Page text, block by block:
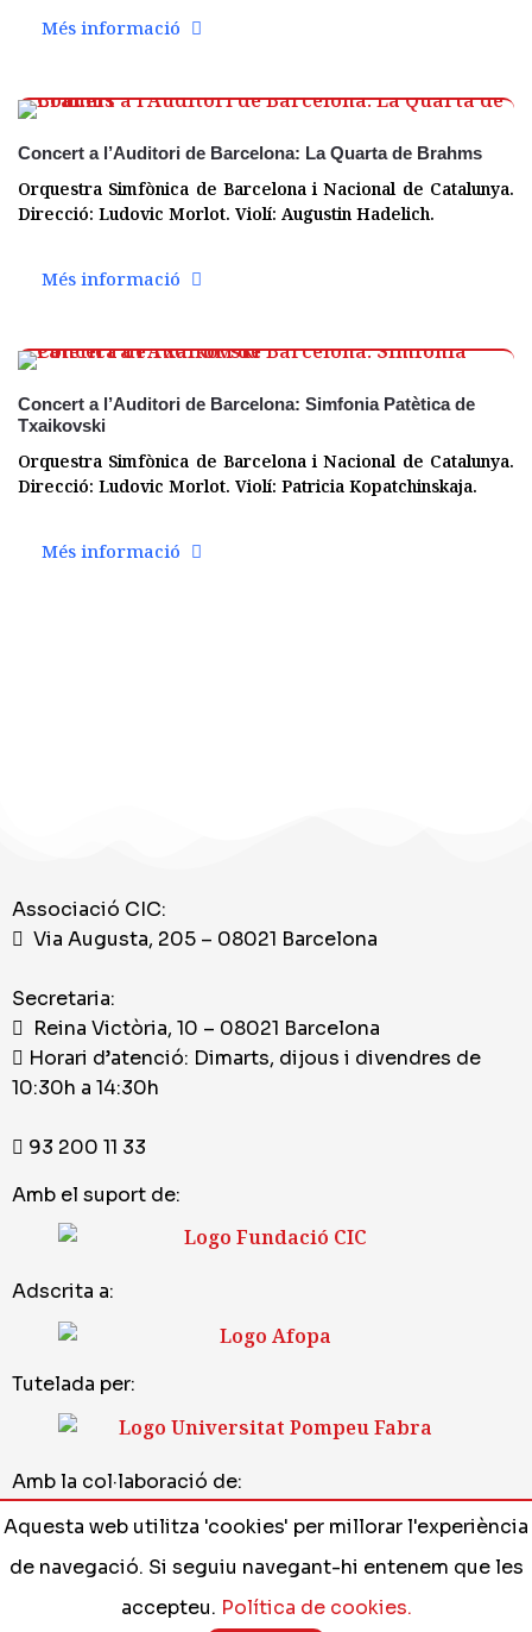
Més informació
Concert a l’Auditori de Barcelona: La Quarta de Brahms
Orquestra Simfònica de Barcelona i Nacional de Catalunya.
Direcció: Ludovic Morlot. Violí: Augustin Hadelich.
Més informació
Concert a l’Auditori de Barcelona: Simfonia Patètica de
Txaikovski
Orquestra Simfònica de Barcelona i Nacional de Catalunya.
Direcció: Ludovic Morlot. Violí: Patricia Kopatchinskaja.
Més informació
Associació CIC:
Via Augusta, 205 – 08021 Barcelona
Secretaria:
Reina Victòria, 10 – 08021 Barcelona
Horari d’atenció: Dimarts, dijous i divendres de
10:30h a 14:30h
93 200 11 33
Amb el suport de:
Adscrita a:
Tutelada per:
Amb la col·laboració de:
•Política de cookies•Disseny web
Aquesta web utilitza 'cookies' per millorar l'experiència
de navegació. Si seguiu navegant-hi entenem que les
accepteu. Política de cookies.